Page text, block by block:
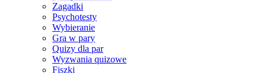
Zagadki
Psychotesty
Wybieranie
Gra w pary
Quizy dla par
Wyzwania quizowe
Fiszki